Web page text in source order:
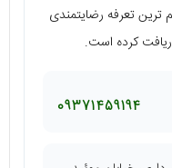
ترین تعرفه رضایتمندی
کرده است.
09371459194